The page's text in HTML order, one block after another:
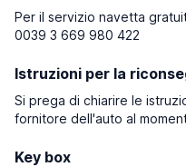
Per il servizio navetta
0039 3 669 980 422
Istruzioni per la
Si prega di chiarire le
fornitore dell'auto al
Key box